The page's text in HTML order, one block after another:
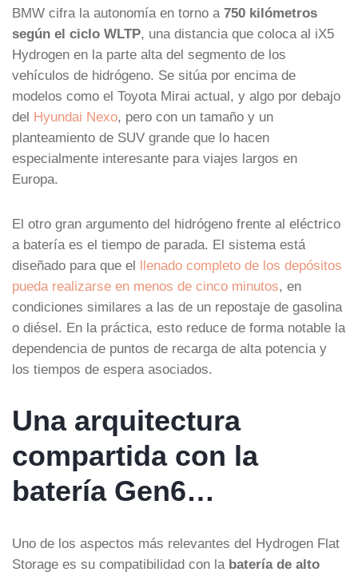
BMW cifra la autonomía en torno a 750 kilómetros
según el ciclo WLTP, una distancia que coloca al iX5
Hydrogen en la parte alta del segmento de los
vehículos de hidrógeno. Se sitúa por encima de
modelos como el Toyota Mirai actual, y algo por debajo
del Hyundai Nexo, pero con un tamaño y un
planteamiento de SUV grande que lo hacen
especialmente interesante para viajes largos en
Europa.
El otro gran argumento del hidrógeno frente al eléctrico
a batería es el tiempo de parada. El sistema está
diseñado para que el llenado completo de los depósitos
pueda realizarse en menos de cinco minutos, en
condiciones similares a las de un repostaje de gasolina
o diésel. En la práctica, esto reduce de forma notable la
dependencia de puntos de recarga de alta potencia y
los tiempos de espera asociados.
Una arquitectura
compartida con la
batería Gen6…
Uno de los aspectos más relevantes del Hydrogen Flat
Storage es su compatibilidad con la batería de alto